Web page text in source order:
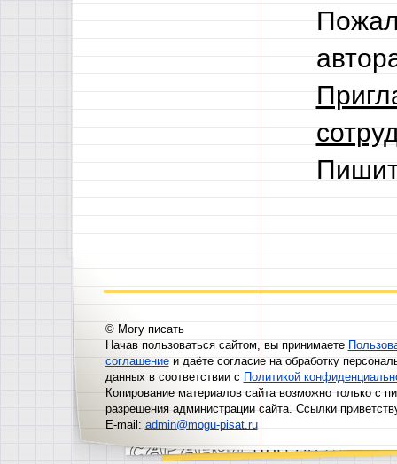
© Могу писать
Начав пользоваться сайтом, вы принимаете
соглашениеи даёте согласие на обработку
данных в соответствии сПолитикой
Копирование материалов сайта возможно только с
разрешения администрации сайта. Ссылки
E-mail:admin@mogu-pisat.ru